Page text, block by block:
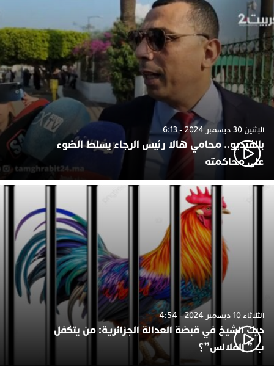
الإثنين 30 ديسمبر 2024 - 6:13
بالفيديو.. محامي هالا رئيس الرجاء يسلط الضوء
على محاكمته
الثلاثاء 10 ديسمبر 2024 - 4:54
ديك الشيخ في قبضة العدالة الجزائرية: من يتكفل
ب ” الفلالس”؟